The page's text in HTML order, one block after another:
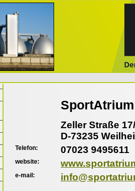
Zeller Straße
D-73235
Telefon: 07023 9495611
website:
e-mail: